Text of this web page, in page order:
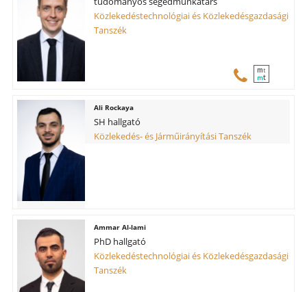
Közlekedéstechnológiai és Közlekedésgazdasági
Tanszék
mt
mt
Ali Rockaya
SH hallgató
Közlekedés- és Járműirányítási Tanszék
Ammar Al-lami
PhD hallgató
Közlekedéstechnológiai és Közlekedésgazdasági
Tanszék